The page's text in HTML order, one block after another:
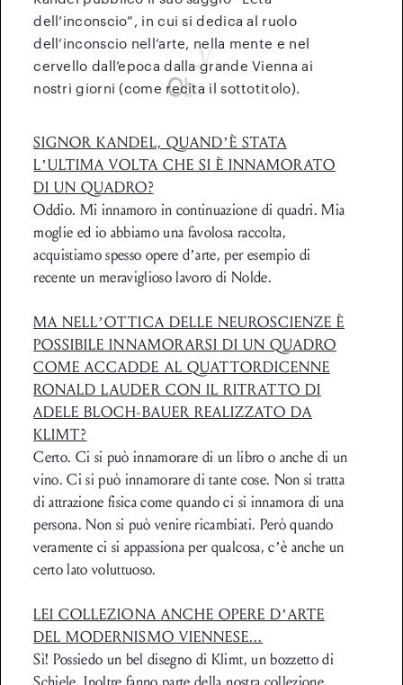
dell’inconscio”, in cui si dedica al ruolo
dell’inconscio nell’arte, nella mente e nel
cervello dall’epoca dalla grande Vienna ai
nostri giorni (come recita il sottotitolo).
SIGNOR KANDEL, QUAND’È STATA
L’ULTIMA VOLTA CHE SI È INNAMORATO
DI UN QUADRO?
Oddio. Mi innamoro in continuazione di quadri. Mia
moglie ed io abbiamo una favolosa raccolta,
acquistiamo spesso opere d’arte, per esempio di
recente un meraviglioso lavoro di Nolde.
MA NELL’OTTICA DELLE NEUROSCIENZE È
POSSIBILE INNAMORARSI DI UN QUADRO
COME ACCADDE AL QUATTORDICENNE
RONALD LAUDER CON IL RITRATTO DI
ADELE BLOCH-BAUER REALIZZATO DA
KLIMT?
Certo. Ci si può innamorare di un libro o anche di un
vino. Ci si può innamorare di tante cose. Non si tratta
di attrazione fisica come quando ci si innamora di una
persona. Non si può venire ricambiati. Però quando
veramente ci si appassiona per qualcosa, c’è anche un
certo lato voluttuoso.
LEI COLLEZIONA ANCHE OPERE D’ARTE
DEL MODERNISMO VIENNESE...
Sì! Possiedo un bel disegno di Klimt, un bozzetto di